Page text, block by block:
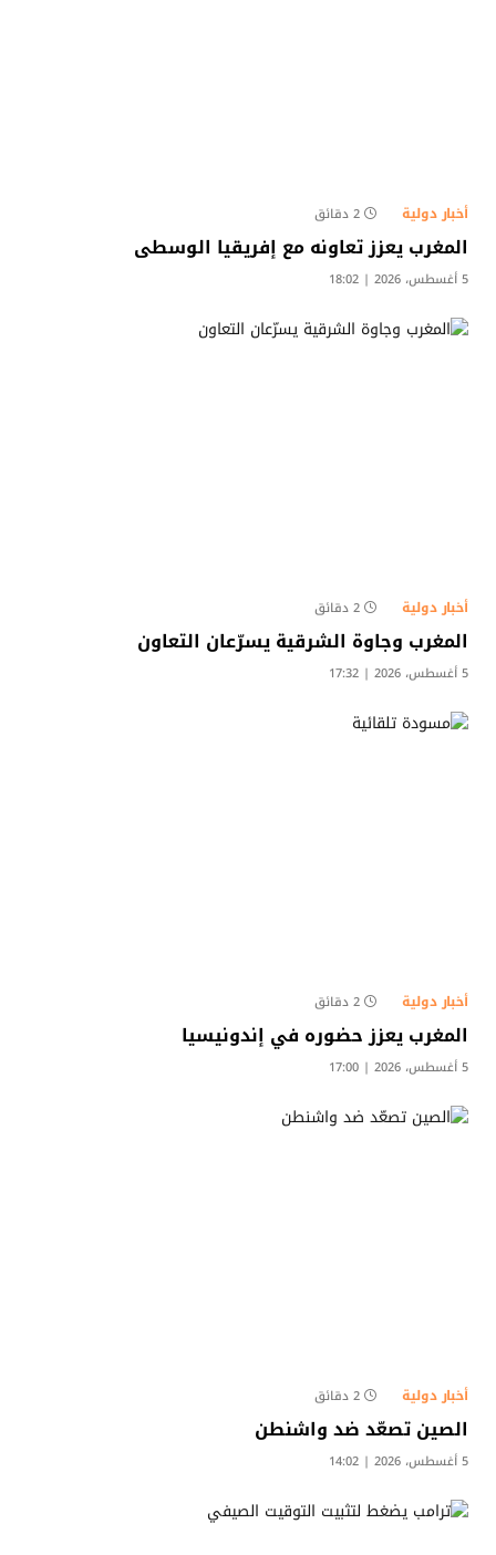
أخبار دولية 2 دقائق
المغرب يعزز تعاونه مع إفريقيا الوسطى
5 أغسطس، 2026 | 18:02
أخبار دولية 2 دقائق
المغرب وجاوة الشرقية يسرّعان التعاون
5 أغسطس، 2026 | 17:32
أخبار دولية 2 دقائق
المغرب يعزز حضوره في إندونيسيا
5 أغسطس، 2026 | 17:00
أخبار دولية 2 دقائق
الصين تصعّد ضد واشنطن
5 أغسطس، 2026 | 14:02